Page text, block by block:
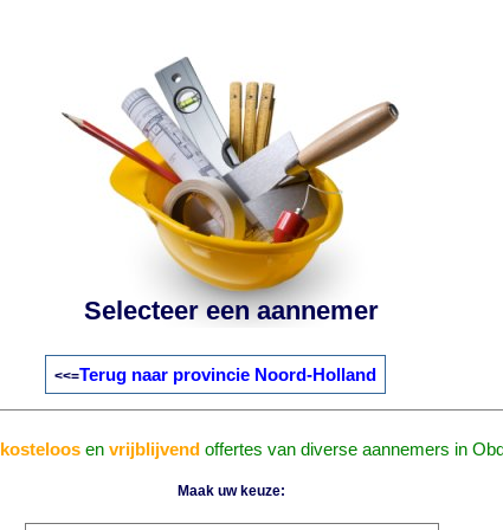
Selecteer een aannemer
<<=Terug naar provincie Noord-Holland
kosteloosen vrijblijvendoffertes van diverse aannemers in
Maak uw keuze: